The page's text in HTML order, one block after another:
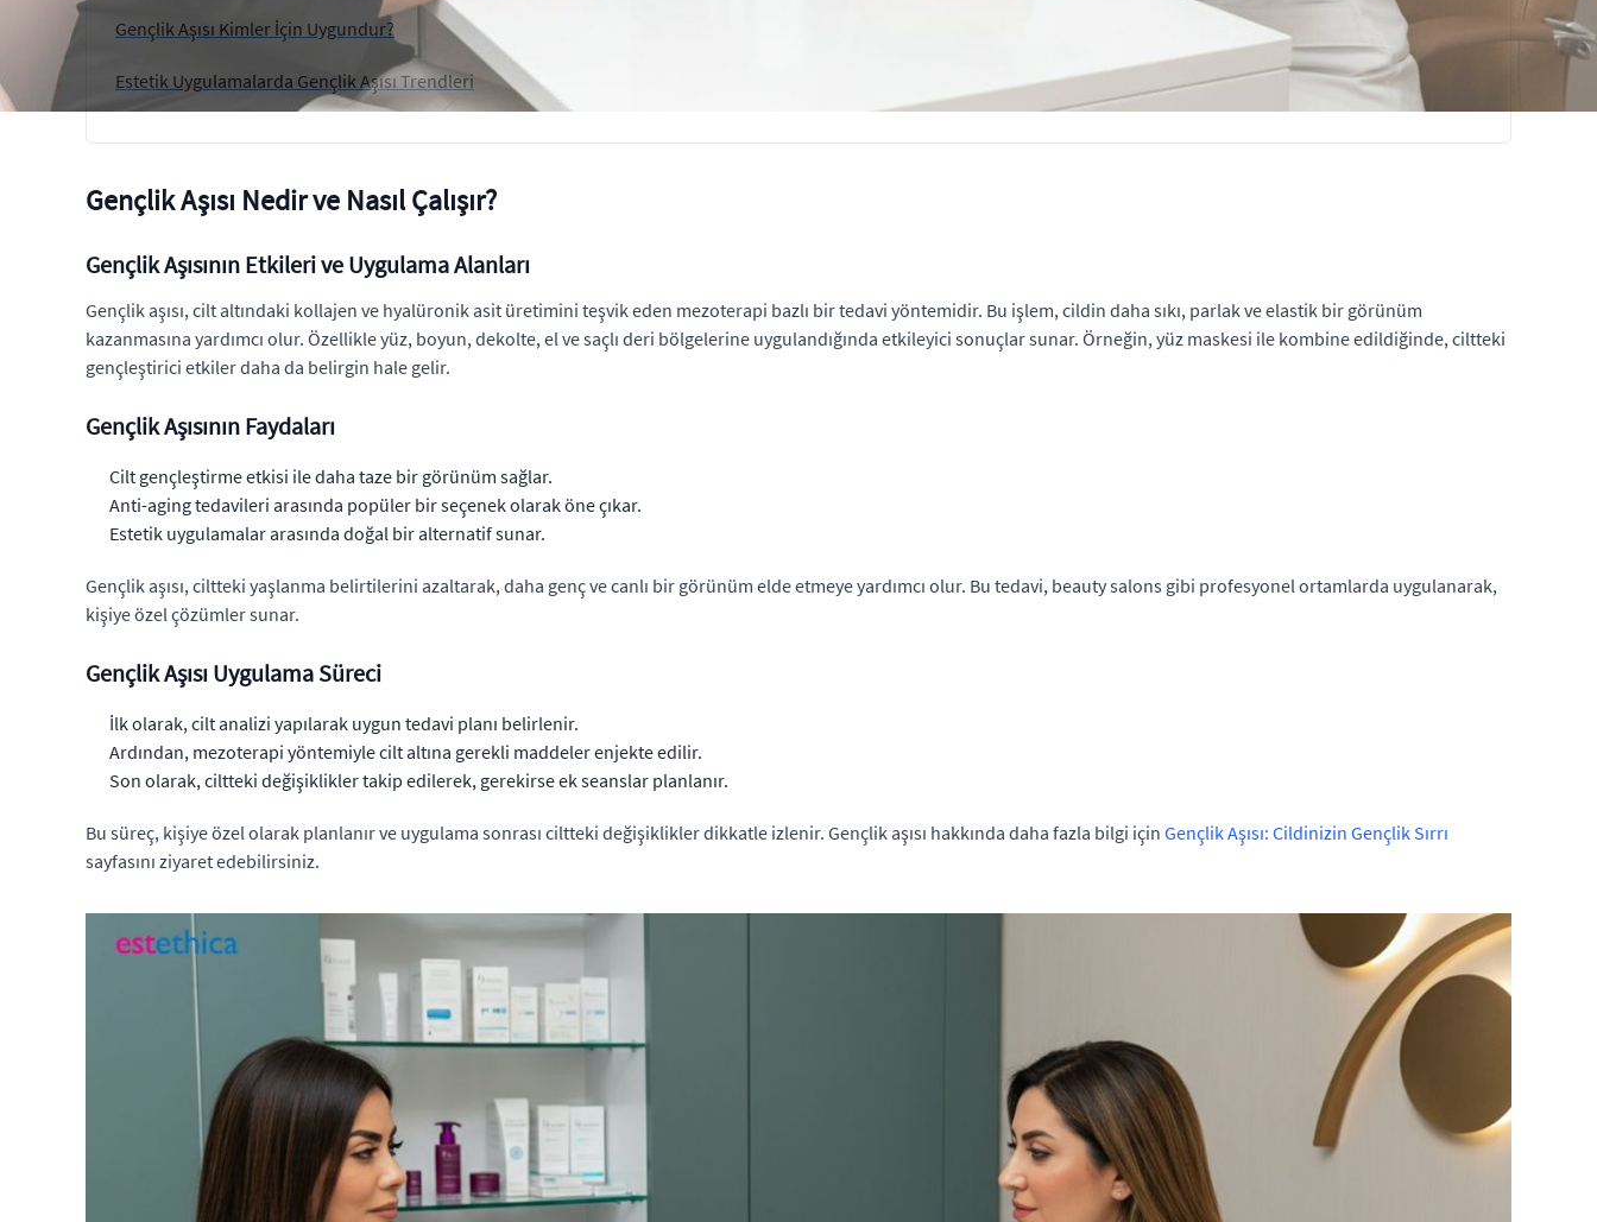
Gençlik Aşısı Kimler İçin Uygundur?
Estetik Uygulamalarda Gençlik Aşısı Trendleri
Gençlik Aşısı Nedir ve Nasıl Çalışır?
Gençlik Aşısının Etkileri ve Uygulama Alanları
Gençlik aşısı, cilt altındaki kollajen ve hyalüronik asit üretimini teşvik eden mezoterapi bazlı bir tedavi yöntemidir. Bu işlem, cildin daha sıkı, parlak ve elastik bir görünüm
kazanmasına yardımcı olur. Özellikle yüz, boyun, dekolte, el ve saçlı deri bölgelerine uygulandığında etkileyici sonuçlar sunar. Örneğin, yüz maskesi ile kombine edildiğinde, ciltteki
gençleştirici etkiler daha da belirgin hale gelir.
Gençlik Aşısının Faydaları
Cilt gençleştirme etkisi ile daha taze bir görünüm sağlar.
Anti-aging tedavileri arasında popüler bir seçenek olarak öne çıkar.
Estetik uygulamalar arasında doğal bir alternatif sunar.
Gençlik aşısı, ciltteki yaşlanma belirtilerini azaltarak, daha genç ve canlı bir görünüm elde etmeye yardımcı olur. Bu tedavi, beauty salons gibi profesyonel ortamlarda uygulanarak,
kişiye özel çözümler sunar.
Gençlik Aşısı Uygulama Süreci
İlk olarak, cilt analizi yapılarak uygun tedavi planı belirlenir.
Ardından, mezoterapi yöntemiyle cilt altına gerekli maddeler enjekte edilir.
Son olarak, ciltteki değişiklikler takip edilerek, gerekirse ek seanslar planlanır.
Bu süreç, kişiye özel olarak planlanır ve uygulama sonrası ciltteki değişiklikler dikkatle izlenir. Gençlik aşısı hakkında daha fazla bilgi için Gençlik Aşısı: Cildinizin Gençlik Sırrı
sayfasını ziyaret edebilirsiniz.